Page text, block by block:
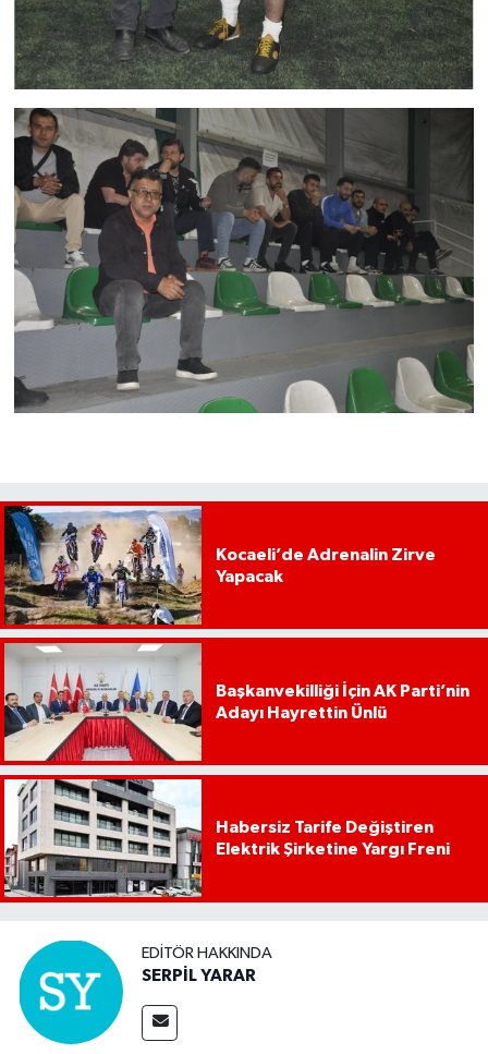
Kocaeli’de Adrenalin Zirve
Yapacak
Başkanvekilliği İçin AK Parti’nin
Adayı Hayrettin Ünlü
Habersiz Tarife Değiştiren
Elektrik Şirketine Yargı Freni
EDITÖR HAKKINDA
SERPİL YARAR